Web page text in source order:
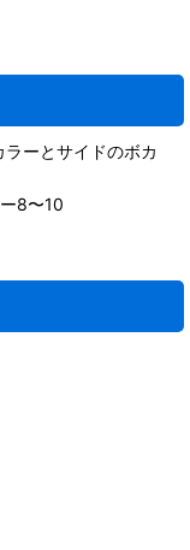
ーとサイドのボカ
8〜10